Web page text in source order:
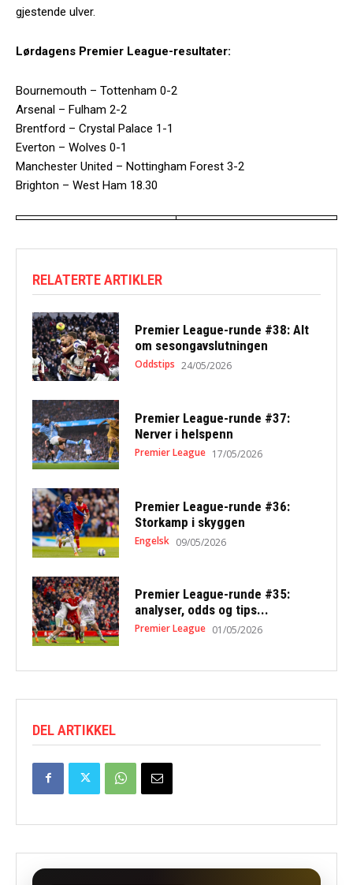
gjestende ulver.
Lørdagens Premier League-resultater:
Bournemouth – Tottenham 0-2
Arsenal – Fulham 2-2
Brentford – Crystal Palace 1-1
Everton – Wolves 0-1
Manchester United – Nottingham Forest 3-2
Brighton – West Ham 18.30
RELATERTE ARTIKLER
Premier League-runde #38: Alt
om sesongavslutningen
Oddstips 24/05/2026
Premier League-runde #37:
Nerver i helspenn
Premier League 17/05/2026
Premier League-runde #36:
Storkamp i skyggen
Engelsk 09/05/2026
Premier League-runde #35:
analyser, odds og tips...
Premier League 01/05/2026
DEL ARTIKKEL